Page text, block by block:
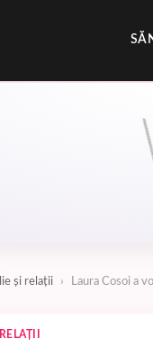
și relații › Laura Cosoi a